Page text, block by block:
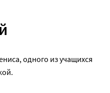
одного из учащихся